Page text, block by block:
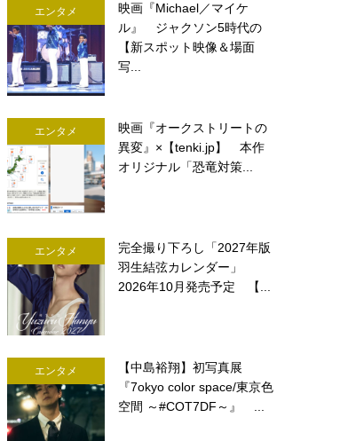
エンタメ
映画『Michael／マイケ
ル』 ジャクソン5時代の
【新スポット映像＆場面
写...
エンタメ
映画『オークストリートの
異変』×【tenki.jp】 本作
オリジナル「恐竜対策...
エンタメ
完全撮り下ろし「2027年版
羽生結弦カレンダー」
2026年10月発売予定 【...
エンタメ
【中島裕翔】初写真展
『7okyo color space/東京色
空間 ～#COT7DF～』 ...